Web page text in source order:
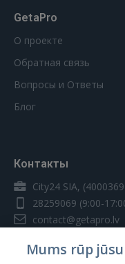
GetaPro
О проекте
Обратная связь
Вопросы и Ответы
Блог
Контакты
City24 SIA,
28259069 (9:00-
contact@getapro.lv
Mums rūp